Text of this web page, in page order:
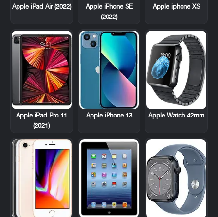
Apple iphone XS
Apple iPhone SE
(2022)
Apple iPad Air (2022)
Apple Watch 42mm
Apple iPhone 13
Apple iPad Pro 11
(2021)